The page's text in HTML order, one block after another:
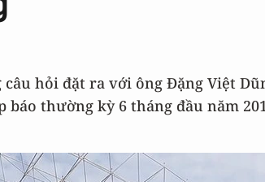
hỏi đặt ra với ông Đặng Việt
báo thường kỳ 6 tháng đầu năm